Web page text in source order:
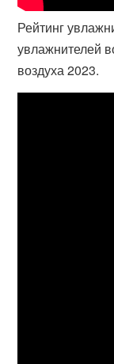
Рейтинг
увлажнителей
воздуха 2023.